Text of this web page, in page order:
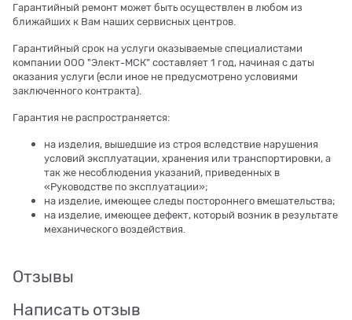
Гарантийный ремонт может быть осуществлен в любом из
ближайших к Вам наших сервисных центров.
Гарантийный срок на услуги оказываемые специалистами
компании ООО "Элект-МСК" составляет 1 год, начиная с даты
оказания услуги (если иное не предусмотрено условиями
заключенного контракта).
Гарантия не распространяется:
на изделия, вышедшие из строя вследствие нарушения
условий эксплуатации, хранения или транспортировки, а
так же несоблюдения указаний, приведенных в
«Руководстве по эксплуатации»;
на изделие, имеющее следы постороннего вмешательства;
на изделие, имеющее дефект, который возник в результате
механического воздействия.
Отзывы
Написать отзыв